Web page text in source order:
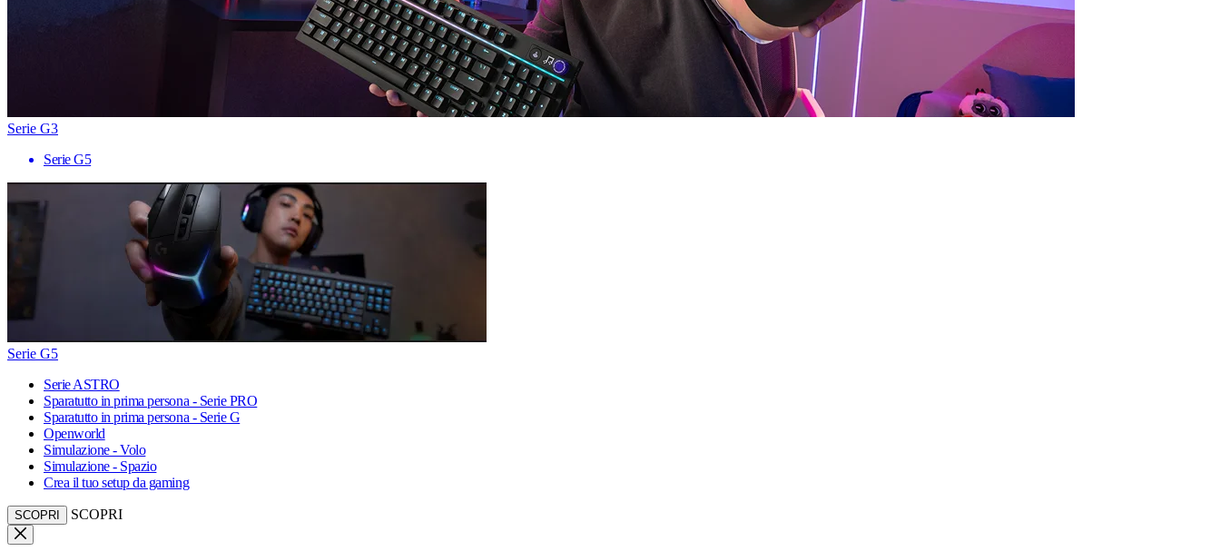
Serie G3
Serie G5
Serie G5
Serie ASTRO
Sparatutto in prima persona - Serie PRO
Sparatutto in prima persona - Serie G
Openworld
Simulazione - Volo
Simulazione - Spazio
Crea il tuo setup da gaming
SCOPRI SCOPRI